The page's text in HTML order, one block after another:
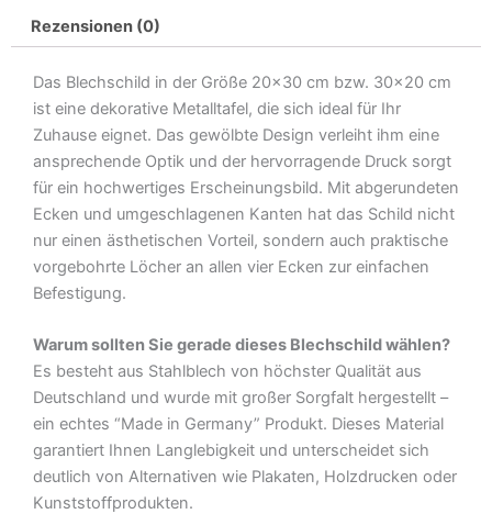
Metall
Deko
Menge
Rezensionen (0)
Das Blechschild in der Größe 20×30 cm bzw. 30×20 cm
ist eine dekorative Metalltafel, die sich ideal für Ihr
Zuhause eignet. Das gewölbte Design verleiht ihm eine
ansprechende Optik und der hervorragende Druck sorgt
für ein hochwertiges Erscheinungsbild. Mit abgerundeten
Ecken und umgeschlagenen Kanten hat das Schild nicht
nur einen ästhetischen Vorteil, sondern auch praktische
vorgebohrte Löcher an allen vier Ecken zur einfachen
Befestigung.
Warum sollten Sie gerade dieses Blechschild wählen?
Es besteht aus Stahlblech von höchster Qualität aus
Deutschland und wurde mit großer Sorgfalt hergestellt –
ein echtes “Made in Germany” Produkt. Dieses Material
garantiert Ihnen Langlebigkeit und unterscheidet sich
deutlich von Alternativen wie Plakaten, Holzdrucken oder
Kunststoffprodukten.